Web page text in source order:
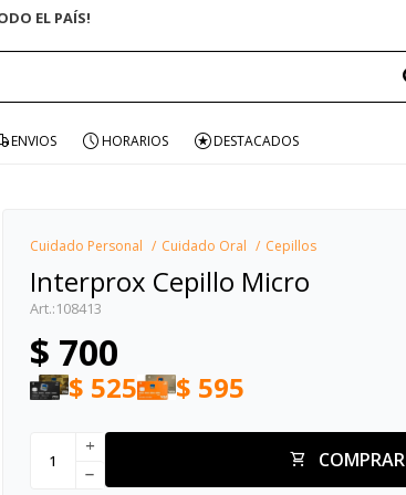
+$1500 CON CUPÓN "ENVÍO"
ENVIOS HORARIOS DESTACADOS
Cuidado Personal Cuidado Oral Cepillos
Interprox Cepillo Micro
108413
$ 700
$ 525 $ 595
COMPRAR
add
remove